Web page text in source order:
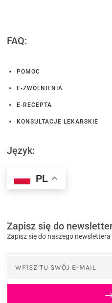
FAQ:
POMOC
E-ZWOLNIENIA
E-RECEPTA
KONSULTACJE LEKARSKIE
Język:
PL
Zapisz się do
Zapisz się do naszego